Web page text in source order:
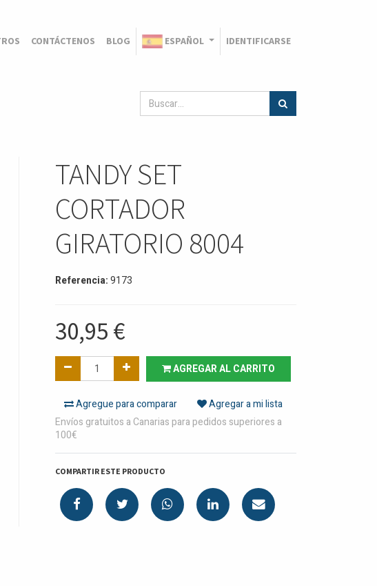
CONTÁCTENOS BLOG ESPAÑOL IDENTIFICARSE
TANDY SET
CORTADOR
GIRATORIO 8004
Referencia:9173
30,95 €
AGREGAR AL CARRITO
Agregue para comparar
Agregar a mi lista
Envíos gratuitos a Canarias para pedidos superiores a
100€
COMPARTIR ESTE PRODUCTO